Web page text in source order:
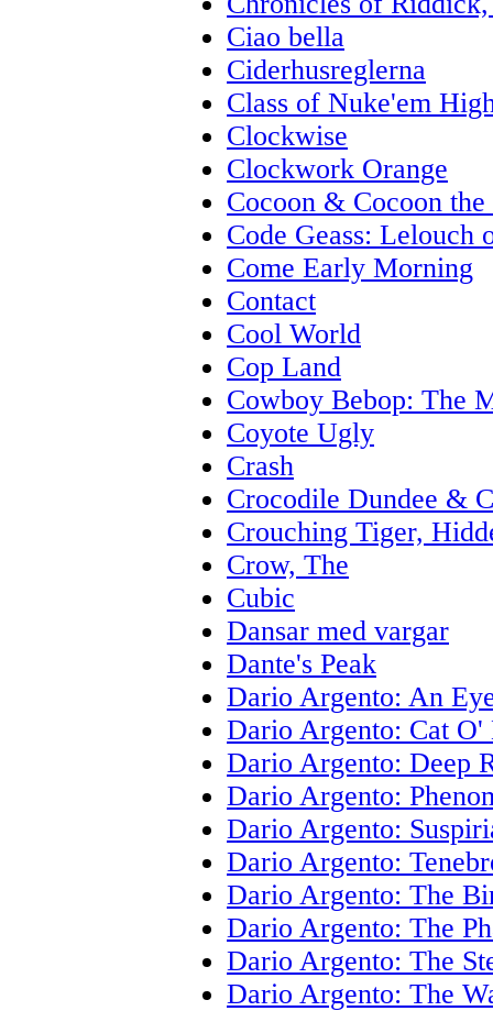
Ciao bella
Ciderhusreglerna
Class of Nuke'em
Clockwise
Clockwork Orange
Cocoon & Cocoon the
Code Geass: Lelouch
Come Early Morning
Contact
Cool World
Cop Land
Cowboy Bebop: The
Coyote Ugly
Crash
Crocodile Dundee &
Crouching Tiger,
Crow, The
Cubic
Dansar med vargar
Dante's Peak
Dario Argento: An
Dario Argento: Cat O'
Dario Argento: Deep
Dario Argento:
Dario Argento:
Dario Argento:
Dario Argento: The
Dario Argento: The
Dario Argento: The
Dario Argento: The